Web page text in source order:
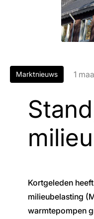
Marktnieuws 1
Kortgeleden
milieubelasting
warmtepompen